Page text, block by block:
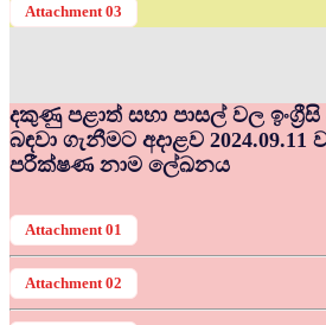
Attachment 03
දකුණු පළාත් සභා පාසල් වල
බඳවා ගැනීමට අදාළව
පරීක්ෂණ නාම ලේඛනය
Attachment 01
Attachment 02